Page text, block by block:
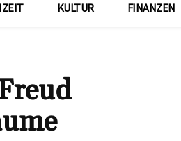
KULTUR FINANZEN